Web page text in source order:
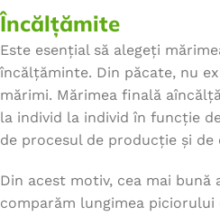
Încălțămite
Este esențial să alegeți
încălțăminte. Din păcate, nu
mărimi. Mărimea finală
la individ la individ în funcție
de procesul de producție și
Din acest motiv, cea mai bună
comparăm lungimea